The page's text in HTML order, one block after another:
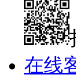
在线